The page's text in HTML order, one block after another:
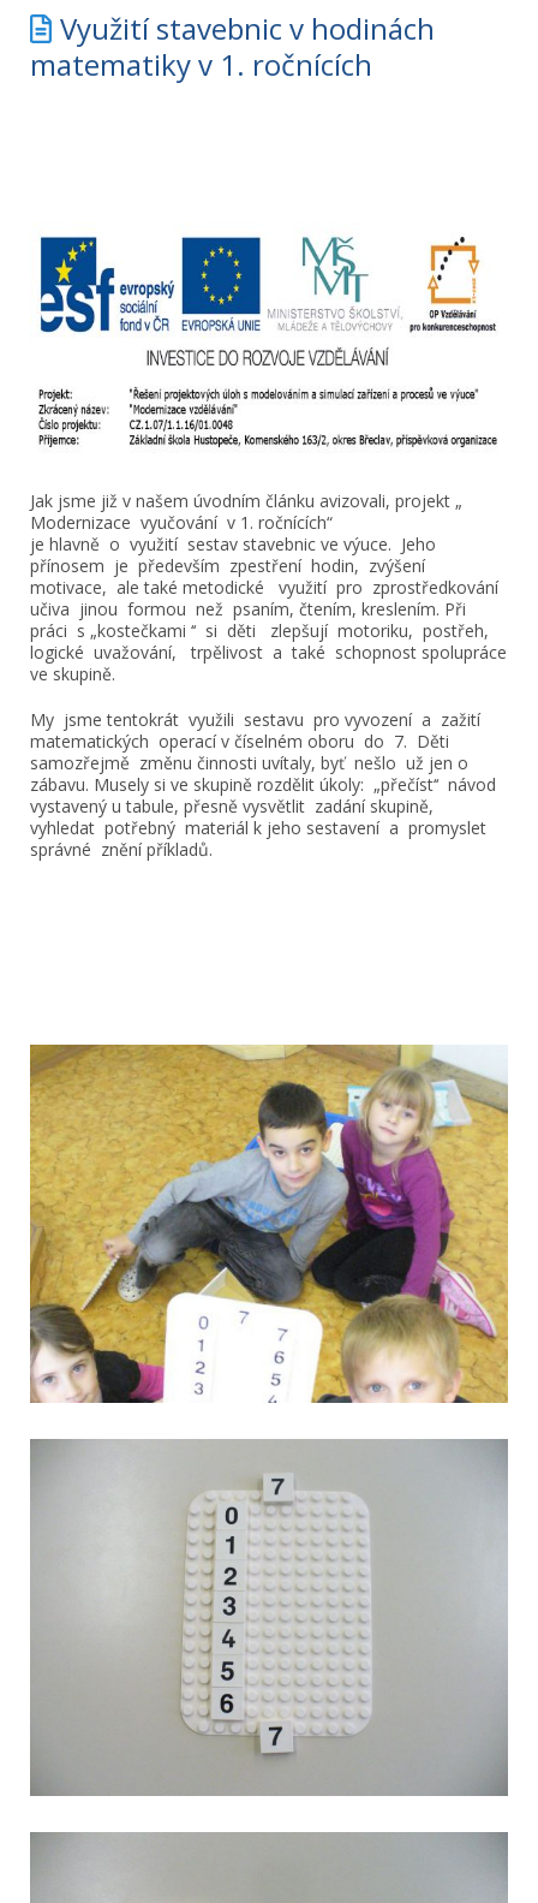
Využití stavebnic v hodinách
matematiky v 1. ročnících
Jak jsme již v našem úvodním článku avizovali, projekt „
Modernizace vyučování v 1. ročnících“
je hlavně o využití sestav stavebnic ve výuce. Jeho
přínosem je především zpestření hodin, zvýšení
motivace, ale také metodické využití pro zprostředkování
učiva jinou formou než psaním, čtením, kreslením. Při
práci s „kostečkami ‘‘ si děti zlepšují motoriku, postřeh,
logické uvažování, trpělivost a také schopnost spolupráce
ve skupině.
My jsme tentokrát využili sestavu pro vyvození a zažití
matematických operací v číselném oboru do 7. Děti
samozřejmě změnu činnosti uvítaly, byť nešlo už jen o
zábavu. Musely si ve skupině rozdělit úkoly: „přečíst‘‘ návod
vystavený u tabule, přesně vysvětlit zadání skupině,
vyhledat potřebný materiál k jeho sestavení a promyslet
správné znění příkladů.